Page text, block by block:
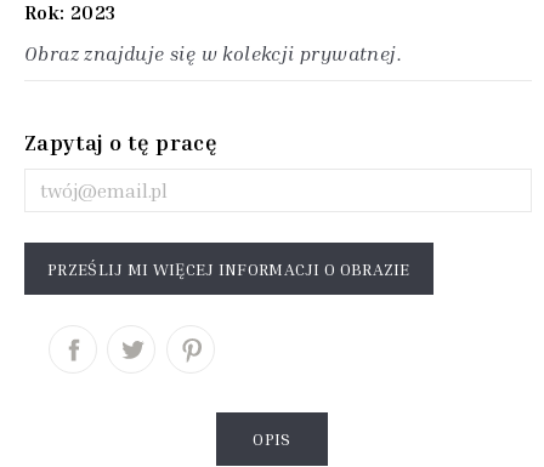
Rok: 2023
Obraz znajduje się w kolekcji prywatnej.
Zapytaj o tę pracę
PRZEŚLIJ MI WIĘCEJ INFORMACJI O OBRAZIE
OPIS